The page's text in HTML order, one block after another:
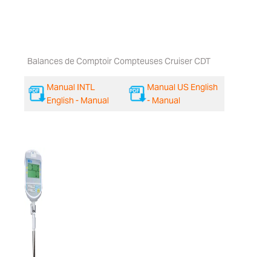
Balances de Comptoir Compteuses Cruiser CDT
Manual INTL
English - Manual
Manual US English
- Manual